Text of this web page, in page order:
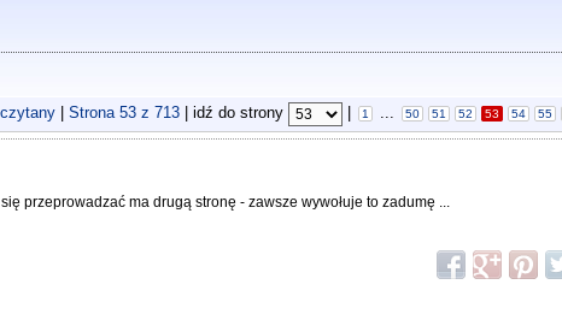
| Strona 53z 713| idź do strony 1 ... 50 51 52 53 54 55
przeprowadzać ma drugą stronę - zawsze wywołuje to zadumę ...